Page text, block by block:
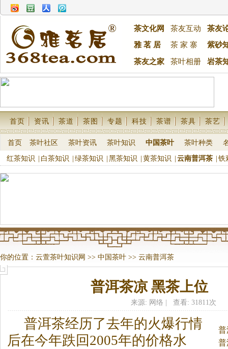
茶文化网 茶友互动
茶友
雅 茗 居
茶 家 寨 紫砂
茶友之家 茶叶相册 岩茶
首页 资讯 茶道 茶图 专题 科技 茶谱 茶具 茶艺
首页 茶叶社区 茶叶资讯 茶叶知识 中国茶叶 茶叶种类
红茶知识 白茶知识 绿茶知识 黑茶知识 黄茶知识 云南普洱茶 铁
你的位置： 云萱茶叶知识网 >> 中国茶叶 >> 云南普洱茶
普洱茶凉 黑茶上位
来源: 网络 | 查看: 31811次
蜜
普洱茶经历了去年的火爆行情
后在今年跌回2005年的价格水